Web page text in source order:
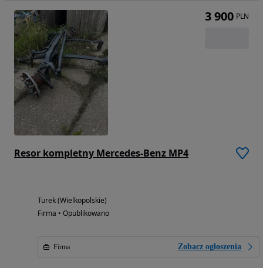
Resor kompletny Mercedes-Benz MP4
Turek (Wielkopolskie)
Firma • Opublikowano
Firma Zobacz ogłoszenia
3 900 PLN